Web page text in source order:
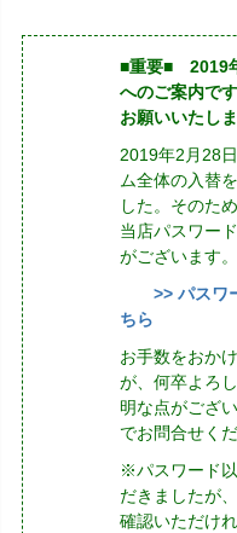
■重要■ 2019
へのご案内で
お願いいたしま
2019年2月28
ム全体の入替
した。そのた
当店パスワー
がございます。
>> パス
ちら
お手数をおか
が、何卒よろ
明な点がござ
でお問合せく
※パスワード
だきましたが
確認いただけ